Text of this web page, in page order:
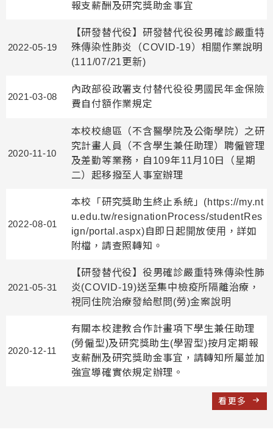
報支薪酬及研究獎助金事宜
2022-05-19
【研發替代役】研發替代役役男確診嚴重特
殊傳染性肺炎（COVID-19）相關作業說明
(111/07/21更新)
2021-03-08
內政部役政署支付替代役役男國民年金保險
費自付額作業規定
2020-11-10
本校校總區（不含醫學院及公衛學院）之研
究計畫人員（不含學生兼任助理）聘僱管理
及差勤等業務，自109年11月10日（星期
二）起移撥至人事室辦理
2022-08-01
本校「研究獎助生終止系統」(https://my.nt
u.edu.tw/resignationProcess/studentRes
ign/portal.aspx)自即日起開放使用，詳如
附檔，請查照轉知。
2021-05-31
【研發替代役】役男確診嚴重特殊傳染性肺
炎(COVID-19)送至集中檢疫所隔離治療，
視同住院治療發給慰問(勞)金案說明
2020-12-11
有關本校建教合作計畫項下學生兼任助理
(勞僱型)及研究獎助生(學習型)按月定期報
支薪酬及研究獎助金事宜，請轉知所屬並加
強宣導確實依規定辦理。
看更多